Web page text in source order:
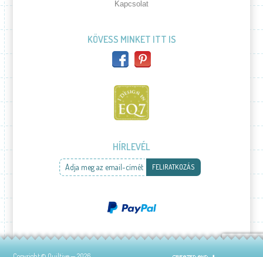
Kapcsolat
KÖVESS MINKET ITT IS
HÍRLEVÉL
Adja meg az email-címét FELIRATKOZÁS